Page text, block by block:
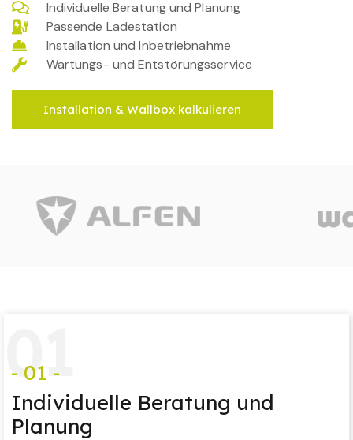
Individuelle Beratung und Planung
Passende Ladestation
Installation und Inbetriebnahme
Wartungs- und Entstörungsservice
Installation & Wallbox kalkulieren
01
- 01 -
Individuelle Beratung und
Planung